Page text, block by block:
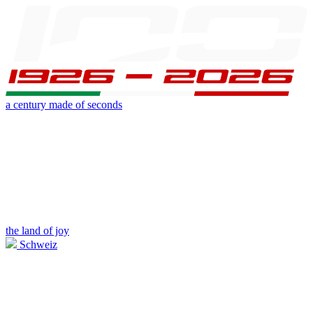
a century made of seconds
the land of joy
Schweiz